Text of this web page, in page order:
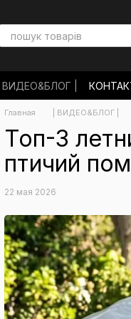
| ВИДЕО&БЛОГ |
ОПЛАТА И
МАГАЗИНЕ
Главная | ВИДЕО&БЛОГ |
Топ-3
птичий
22 мая 2026